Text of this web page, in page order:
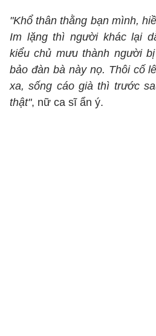
"Khổ thân thằng bạn mình,
Im lặng thì người khác lại
kiểu chủ mưu thành người
bảo đàn bà này nọ. Thôi cố
xa, sống cáo già thì trước
thật", nữ ca sĩ ẩn ý.